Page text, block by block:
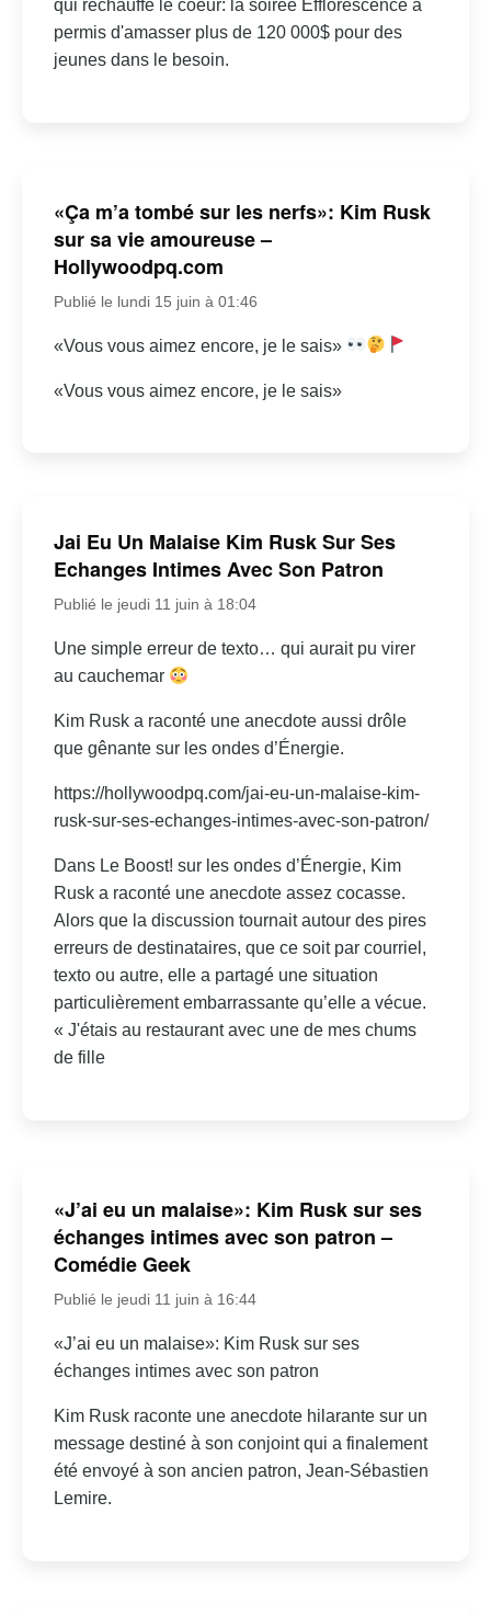
qui réchauffe le coeur: la soirée Efflorescence a
permis d'amasser plus de 120 000$ pour des
jeunes dans le besoin.
«Ça m’a tombé sur les nerfs»: Kim Rusk
sur sa vie amoureuse –
Hollywoodpq.com
Publié le lundi 15 juin à 01:46
«Vous vous aimez encore, je le sais»
«Vous vous aimez encore, je le sais»
Jai Eu Un Malaise Kim Rusk Sur Ses
Echanges Intimes Avec Son Patron
Publié le jeudi 11 juin à 18:04
Une simple erreur de texto… qui aurait pu virer
au cauchemar
Kim Rusk a raconté une anecdote aussi drôle
que gênante sur les ondes d’Énergie.
https://hollywoodpq.com/jai-eu-un-malaise-kim-
rusk-sur-ses-echanges-intimes-avec-son-patron/
Dans Le Boost! sur les ondes d’Énergie, Kim
Rusk a raconté une anecdote assez cocasse.
Alors que la discussion tournait autour des pires
erreurs de destinataires, que ce soit par courriel,
texto ou autre, elle a partagé une situation
particulièrement embarrassante qu’elle a vécue.
« J'étais au restaurant avec une de mes chums
de fille
«J’ai eu un malaise»: Kim Rusk sur ses
échanges intimes avec son patron –
Comédie Geek
Publié le jeudi 11 juin à 16:44
«J’ai eu un malaise»: Kim Rusk sur ses
échanges intimes avec son patron
Kim Rusk raconte une anecdote hilarante sur un
message destiné à son conjoint qui a finalement
été envoyé à son ancien patron, Jean-Sébastien
Lemire.